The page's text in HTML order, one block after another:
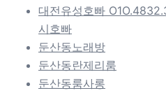
대전유성호빠
시호빠
둔산동노래방
둔산동란제리룸
둔산동룸사롱